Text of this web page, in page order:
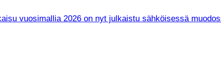
vuosimallia 2026 on nyt julkaistu sähköisessä